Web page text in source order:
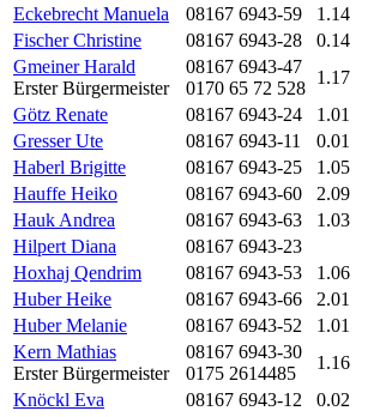
Eckebrecht Manuela
08167 6943-59 1.14
Fischer Christine
08167 6943-28 0.14
Gmeiner Harald
Erster Bürgermeister
08167 6943-47
0170 65 72 528
1.17
Götz Renate
08167 6943-24 1.01
Gresser Ute
08167 6943-11 0.01
Haberl Brigitte
08167 6943-25 1.05
Hauffe Heiko
08167 6943-60 2.09
Hauk Andrea
08167 6943-63 1.03
Hilpert Diana
08167 6943-23
Hoxhaj Qendrim
08167 6943-53 1.06
Huber Heike
08167 6943-66 2.01
Huber Melanie
08167 6943-52 1.01
Kern Mathias
Erster Bürgermeister
08167 6943-30
0175 2614485
1.16
Knöckl Eva
08167 6943-12 0.02